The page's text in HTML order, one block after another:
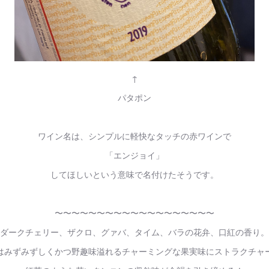
↑
パタポン
ワイン名は、シンプルに軽快なタッチの赤ワインで
「エンジョイ」
してほしいという意味で名付けたそうです。
〜〜〜〜〜〜〜〜〜〜〜〜〜〜〜〜〜〜〜
ダークチェリー、ザクロ、グァバ、タイム、バラの花弁、口紅の香り。
みずみずしくかつ野趣味溢れるチャーミングな果実味にストラクチャ